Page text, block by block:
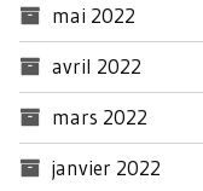
mai 2022
avril 2022
mars 2022
janvier 2022